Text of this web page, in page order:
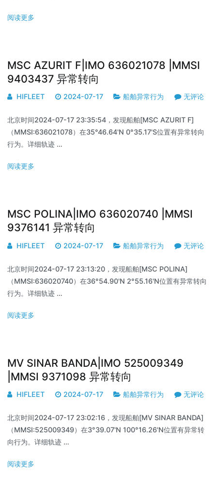
阅读更多
MSC AZURIT F|IMO 636021078 |MMSI
9403437 异常转向
HIFLEET 2024-07-17 船舶异常行为 无评论
北京时间2024-07-17 23:35:54，发现船舶[MSC AZURIT F]
（MMSI:636021078）在35°46.64'N 0°35.17'S位置有异常转向
行为。详细轨迹 …
阅读更多
MSC POLINA|IMO 636020740 |MMSI
9376141 异常转向
HIFLEET 2024-07-17 船舶异常行为 无评论
北京时间2024-07-17 23:13:20，发现船舶[MSC POLINA]
（MMSI:636020740）在36°54.90'N 2°55.16'N位置有异常转向
行为。详细轨迹 …
阅读更多
MV SINAR BANDA|IMO 525009349
|MMSI 9371098 异常转向
HIFLEET 2024-07-17 船舶异常行为 无评论
北京时间2024-07-17 23:02:16，发现船舶[MV SINAR BANDA]
（MMSI:525009349）在3°39.07'N 100°16.26'N位置有异常转
向行为。详细轨迹 …
阅读更多